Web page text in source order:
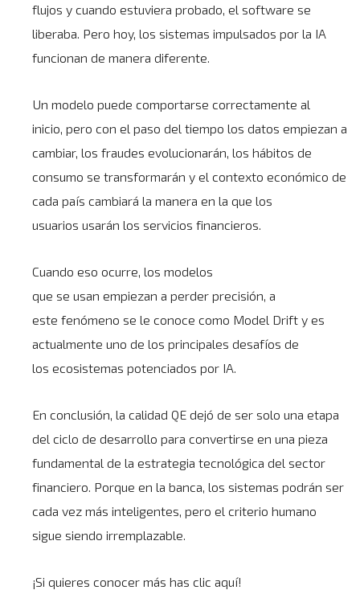
flujos y cuando estuviera probado, el software se
liberaba. Pero hoy, los sistemas impulsados por la IA
funcionan de manera diferente.
Un modelo puede comportarse correctamente al
inicio, pero con el paso del tiempo los datos empiezan a
cambiar, los fraudes evolucionarán, los hábitos de
consumo se transformarán y el contexto económico de
cada país cambiará la manera en la que los
usuarios usarán los servicios financieros.
Cuando eso ocurre, los modelos
que se usan empiezan a perder precisión, a
este fenómeno se le conoce como Model Drift y es
actualmente uno de los principales desafíos de
los ecosistemas potenciados por IA.
En conclusión, la calidad QE dejó de ser solo una etapa
del ciclo de desarrollo para convertirse en una pieza
fundamental de la estrategia tecnológica del sector
financiero. Porque en la banca, los sistemas podrán ser
cada vez más inteligentes, pero el criterio humano
sigue siendo irremplazable.
¡Si quieres conocer más has clic aquí!